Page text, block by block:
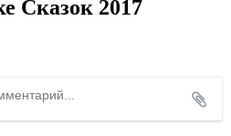
Сказок 2017